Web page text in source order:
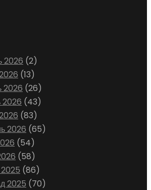
2026 (2)
(13)
2026 (26)
2026 (43)
(83)
2026 (65)
(54)
(58)
2025 (86)
2025 (70)